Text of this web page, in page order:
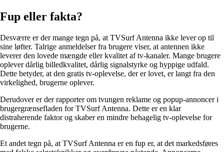
Fup eller fakta?
Desværre er der mange tegn på, at TVSurf Antenna ikke lever op til
sine løfter. Talrige anmeldelser fra brugere viser, at antennen ikke
leverer den lovede mængde eller kvalitet af tv-kanaler. Mange brugere
oplever dårlig billedkvalitet, dårlig signalstyrke og hyppige udfald.
Dette betyder, at den gratis tv-oplevelse, der er lovet, er langt fra den
virkelighed, brugerne oplever.
Derudover er der rapporter om tvungen reklame og popup-annoncer i
brugergrænsefladen for TVSurf Antenna. Dette er en klar
distraherende faktor og skaber en mindre behagelig tv-oplevelse for
brugerne.
Et andet tegn på, at TVSurf Antenna er en fup er, at det markedsføres